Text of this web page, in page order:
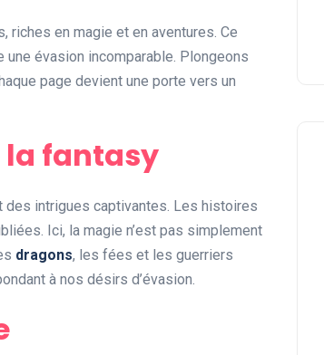
riches en magie et en aventures. Ce
évasion incomparable. Plongeons
page devient une porte vers un
la fantasy
intrigues captivantes. Les histoires
Ici, la magie n’est pas simplement
dragons, les fées et les guerriers
à nos désirs d’évasion.